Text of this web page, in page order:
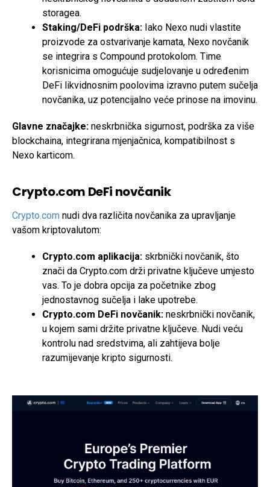
storagea.
Staking/DeFi podrška: Iako Nexo nudi vlastite
proizvode za ostvarivanje kamata, Nexo novčanik
se integrira s Compound protokolom. Time
korisnicima omogućuje sudjelovanje u određenim
DeFi likvidnosnim poolovima izravno putem sučelja
novčanika, uz potencijalno veće prinose na imovinu.
Glavne značajke: neskrbnička sigurnost, podrška za više
blockchaina, integrirana mjenjačnica, kompatibilnost s
Nexo karticom.
Crypto.com DeFi novčanik
Crypto.com nudi dva različita novčanika za upravljanje
vašom kriptovalutom:
Crypto.com aplikacija: skrbnički novčanik, što
znači da Crypto.com drži privatne ključeve umjesto
vas. To je dobra opcija za početnike zbog
jednostavnog sučelja i lake upotrebe.
Crypto.com DeFi novčanik: neskrbnički novčanik,
u kojem sami držite privatne ključeve. Nudi veću
kontrolu nad sredstvima, ali zahtijeva bolje
razumijevanje kripto sigurnosti.